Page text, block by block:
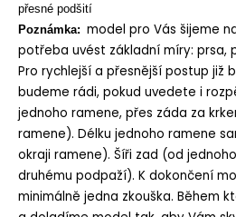
přesné podšití
Poznámka: model pro Vás šijeme
potřeba uvést základní míry: prsa,
Pro rychlejší a přesnější postup již
budeme rádi, pokud uvedete i
jednoho ramene, přes záda za
ramene). Délku jednoho ramene
okraji ramene). Šíři zad (od
druhému podpaží). K dokončení
minimálně jedna zkouška. Během